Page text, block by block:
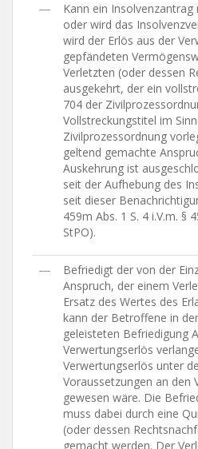
―
Kann ein
oder wird das
wird der Erlös aus der
gepfändeten
Verletzten (oder dessen
ausgekehrt, der ein
704 der
Vollstreckungstitel im
Zivilprozessordnung
geltend gemachte
Auskehrung ist
seit der Aufhebung des
seit dieser
459m Abs. 1 S. 4 i.V.m. §
StPO).
―
Befriedigt der von der
Anspruch, der einem
Ersatz des Wertes des
kann der Betroffene in
geleisteten Befriedigung
Verwertungserlös
Verwertungserlös unter
Voraussetzungen an den
gewesen wäre. Die
muss dabei durch eine
(oder dessen
gemacht werden. Der